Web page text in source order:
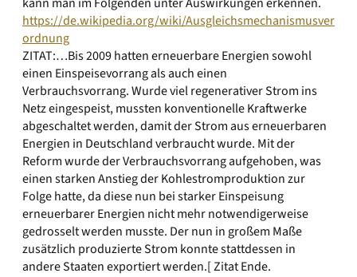
https://de.wikipedia.org/wiki/Ausgleichsmechanismusver
ordnung
ZITAT:…Bis 2009 hatten erneuerbare Energien sowohl
einen Einspeisevorrang als auch einen
Verbrauchsvorrang. Wurde viel regenerativer Strom ins
Netz eingespeist, mussten konventionelle Kraftwerke
abgeschaltet werden, damit der Strom aus erneuerbaren
Energien in Deutschland verbraucht wurde. Mit der
Reform wurde der Verbrauchsvorrang aufgehoben, was
einen starken Anstieg der Kohlestromproduktion zur
Folge hatte, da diese nun bei starker Einspeisung
erneuerbarer Energien nicht mehr notwendigerweise
gedrosselt werden musste. Der nun in großem Maße
zusätzlich produzierte Strom konnte stattdessen in
andere Staaten exportiert werden.[ Zitat Ende.